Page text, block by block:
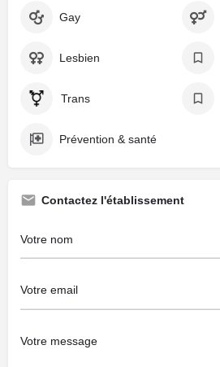
Gay
Lesbien
Trans
Prévention & santé
Contactez l'établissement